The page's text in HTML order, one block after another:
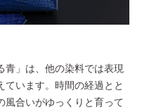
青」は、他の染料では表現
ています。時間の経過とと
風合いがゆっくりと育って